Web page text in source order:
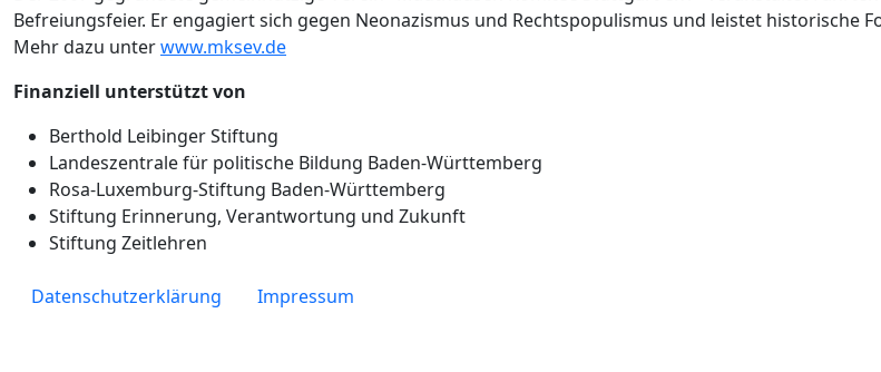
Befreiungsfeier. Er engagiert sich gegen Neonazismus und Rechtspopulismus und leistet historische
Mehr dazu unterwww.mksev.de
Finanziell unterstützt von
Berthold Leibinger Stiftung
Landeszentrale für politische Bildung Baden-Württemberg
Rosa-Luxemburg-Stiftung Baden-Württemberg
Stiftung Erinnerung, Verantwortung und Zukunft
Stiftung Zeitlehren
Fußzeile
Datenschutzerklärung Impressum